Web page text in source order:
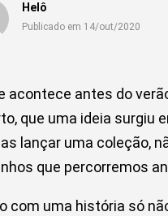
Helô
Publicado em 14/out/2020
acontece antes do
que uma ideia surgiu
lançar uma coleção,
que percorremos
com uma história só